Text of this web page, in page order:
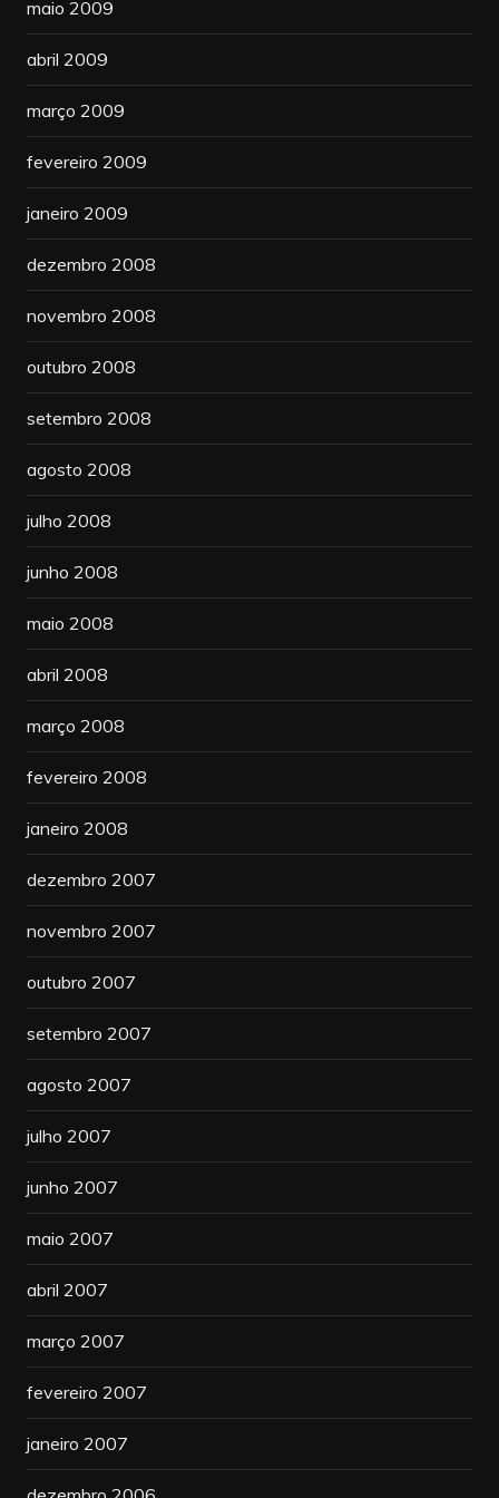
maio 2009
abril 2009
março 2009
fevereiro 2009
janeiro 2009
dezembro 2008
novembro 2008
outubro 2008
setembro 2008
agosto 2008
julho 2008
junho 2008
maio 2008
abril 2008
março 2008
fevereiro 2008
janeiro 2008
dezembro 2007
novembro 2007
outubro 2007
setembro 2007
agosto 2007
julho 2007
junho 2007
maio 2007
abril 2007
março 2007
fevereiro 2007
janeiro 2007